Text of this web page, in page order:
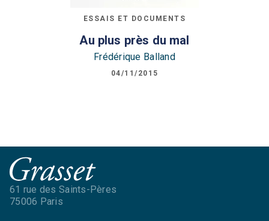
ESSAIS ET DOCUMENTS
Au plus près du mal
Frédérique Balland
04/11/2015
61 rue des Saints-Pères
75006 Paris